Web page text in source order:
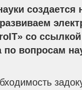
создается
со
по вопросам